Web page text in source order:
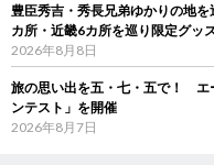
豊臣秀吉・秀長兄弟ゆかりの地
カ所・近畿6カ所を巡り限定グッ
2026年8月8日
旅の思い出を五・七・五で！ エ
ンテスト」を開催
2026年8月7日